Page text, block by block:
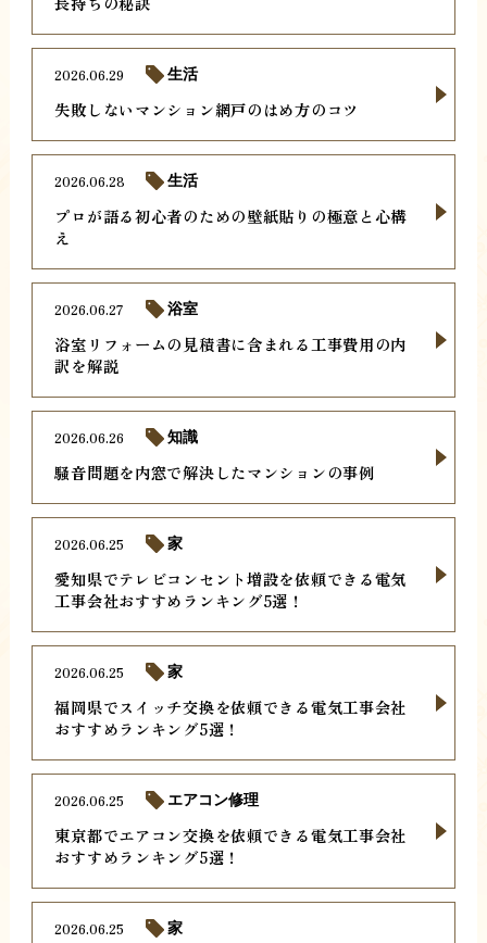
失敗しないマンション網戸のはめ方のコツ
2026.06.29 生活
プロが語る初心者のための壁紙貼りの極意と心構
え
2026.06.28 生活
浴室リフォームの見積書に含まれる工事費用の内
訳を解説
2026.06.27 浴室
騒音問題を内窓で解決したマンションの事例
2026.06.26 知識
愛知県でテレビコンセント増設を依頼できる電気
工事会社おすすめランキング5選！
2026.06.25 家
福岡県でスイッチ交換を依頼できる電気工事会社
おすすめランキング5選！
2026.06.25 家
東京都でエアコン交換を依頼できる電気工事会社
おすすめランキング5選！
2026.06.25 エアコン修理
2026.06.25 家